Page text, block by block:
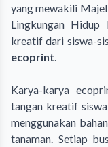
yang mewakili
Lingkungan
kreatif dari siswa-
ecoprint
Karya-karya
tangan kreatif
menggunakan
tanaman. Setiap